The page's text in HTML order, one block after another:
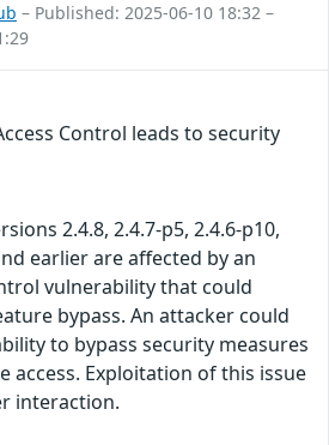
– Published: 2025-06-10 18:32 –
Control leads to security
2.4.8, 2.4.7-p5, 2.4.6-p10,
earlier are affected by an
vulnerability that could
bypass. An attacker could
to bypass security measures
access. Exploitation of this issue
interaction.